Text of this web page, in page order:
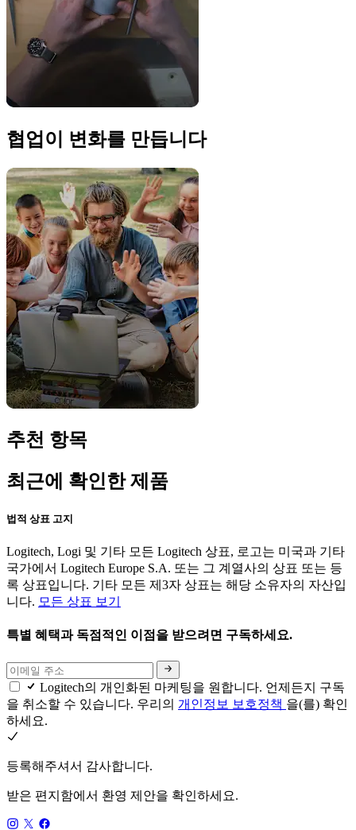
협업이 변화를 만듭니다
추천 항목
최근에 확인한 제품
법적 상표 고지
Logitech, Logi 및 기타 모든 Logitech 상표, 로고는 미국과 기타
국가에서 Logitech Europe S.A. 또는 그 계열사의 상표 또는 등
록 상표입니다. 기타 모든 제3자 상표는 해당 소유자의 자산입
니다. 모든 상표 보기
특별 혜택과 독점적인 이점을 받으려면 구독하세요.
Logitech의 개인화된 마케팅을 원합니다. 언제든지 구독
을 취소할 수 있습니다. 우리의 개인정보 보호정책 을(를) 확인
하세요.
등록해주셔서 감사합니다.
받은 편지함에서 환영 제안을 확인하세요.